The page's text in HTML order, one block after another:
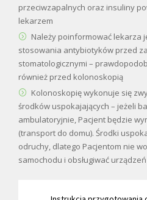
przeciwzapalnych oraz insuliny
lekarzem
Należy poinformować lekarza
stosowania antybiotyków przed
stomatologicznymi –
również przed kolonoskopią
Kolonoskopię wykonuje się
środków uspokajających – jeżeli
ambulatoryjnie, Pacjent będzie
(transport do domu). Środki
odruchy, dlatego Pacjentom nie
samochodu i obsługiwać